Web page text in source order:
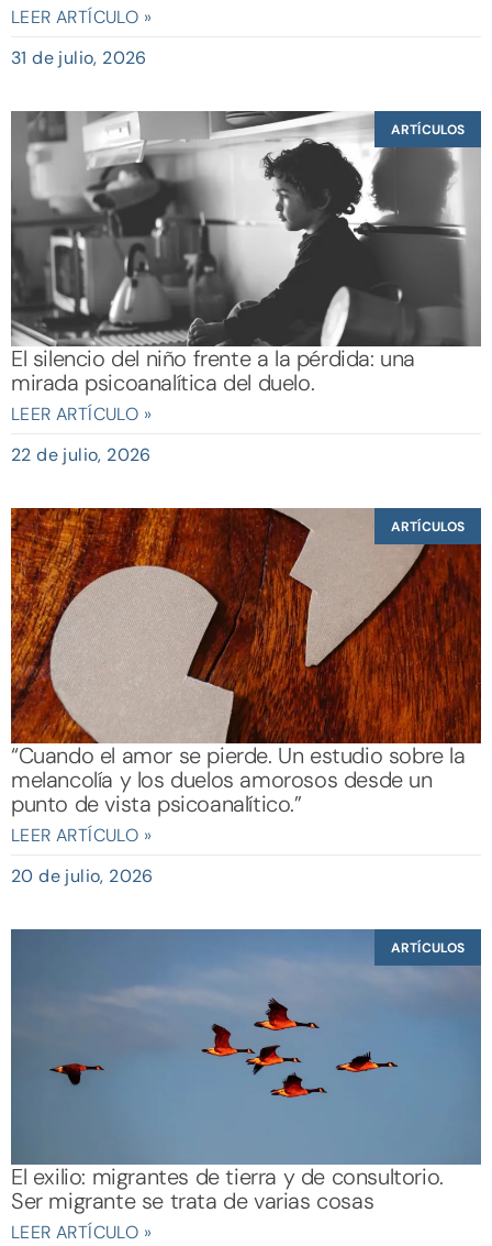
LEER ARTÍCULO »
31 de julio, 2026
ARTÍCULOS
El silencio del niño frente a la pérdida: una
mirada psicoanalítica del duelo.
LEER ARTÍCULO »
22 de julio, 2026
ARTÍCULOS
“Cuando el amor se pierde. Un estudio sobre la
melancolía y los duelos amorosos desde un
punto de vista psicoanalítico.”
LEER ARTÍCULO »
20 de julio, 2026
ARTÍCULOS
El exilio: migrantes de tierra y de consultorio.
Ser migrante se trata de varias cosas
LEER ARTÍCULO »